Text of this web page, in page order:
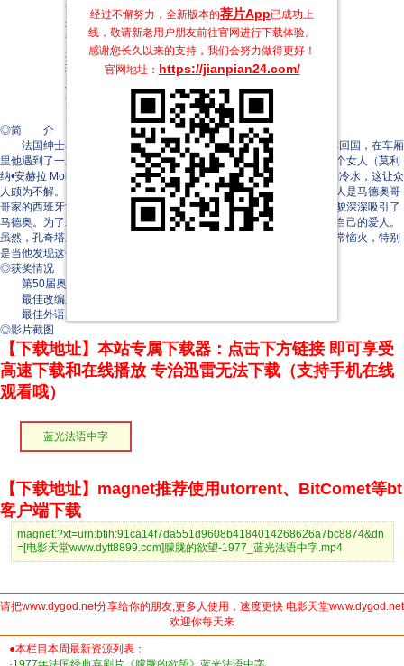
经过不懈努力，全新版本的荐片App已成功上
线，敬请新老用户朋友前往官网进行下载体验。
感谢您长久以来的支持，我们会努力做得更好！
官网地址： https://jianpian24.com/
安吉拉·莫利纳
朱利安·贝尔托
安德烈·韦伯
米莱娜·伍柯迪克
玛丽亚·阿斯奎里诺
雅克·德巴里
安德烈·拉孔布
◎简 介
法国绅士马德奥（费尔南多•雷依 Fernando Rey 饰）在西班牙乘车回国，在车厢
里他遇到了一对母女、一个侏儒以及一个弟弟的朋友。火车发动前，一个女人（莫利
纳•安赫拉 Molina Angela 饰）拎着行李匆匆赶来，马德奥向她泼了一桶冷水，这让众
人颇为不解。回到车厢后，马德奥跟其他人讲述自己的遭遇：原来这女人是马德奥哥
哥家的西班牙女仆孔奇塔（卡洛尔•布盖 Carole Bouquet 饰）。她的美貌深深吸引了
马德奥。为了示爱，他资助孔齐塔母女摆脱经济困难，然后提出让她做自己的爱人。
虽然，孔奇塔对他半推半就，但是始终没有答应他的性要求。这令他非常恼火，特别
是当他发现这个自称处女的女人居然另有情人时，更是怒不可遏……
◎获奖情况
第50届奥斯卡金像奖(1978)
最佳改编剧本(提名) 让-克劳德·卡里埃尔/路易斯·布努埃尔
最佳外语片(提名)
◎影片截图
【下载地址】本站专属下载器：点击下方链接 即可享受
高速下载和在线播放 专治迅雷无法下载（支持手机在线
观看哦）
蓝光法语中字
【下载地址】magnet推荐使用utorrent、BitComet等bt
客户端下载
magnet:?xt=urn:btih:91ca14f7da551d9608b4184014268626a7bc8874&dn
=[电影天堂www.dytt8899.com]朦胧的欲望-1977_蓝光法语中字.mp4
请把www.dygod.net分享给你的朋友,更多人使用，速度更快 电影天堂www.dygod.net
欢迎你每天来
●本栏目本周最新资源列表：